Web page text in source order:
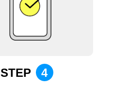
STEP 4